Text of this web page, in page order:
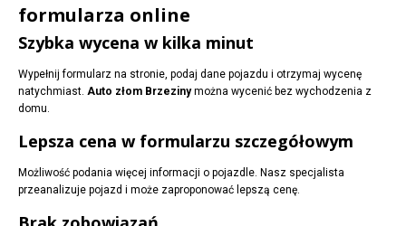
formularza online
Szybka wycena w kilka minut
Wypełnij formularz na stronie, podaj dane pojazdu i otrzymaj wycenę
natychmiast. Auto złom Brzezinymożna wycenić bez wychodzenia z
domu.
Lepsza cena w formularzu szczegółowym
Możliwość podania więcej informacji o pojazdle. Nasz specjalista
przeanalizuje pojazd i może zaproponować lepszą cenę.